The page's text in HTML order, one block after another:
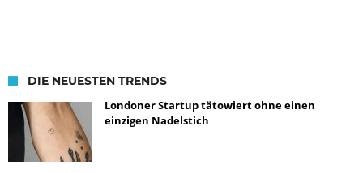
DIE NEUESTEN TRENDS
Londoner Startup tätowiert ohne einen
einzigen Nadelstich